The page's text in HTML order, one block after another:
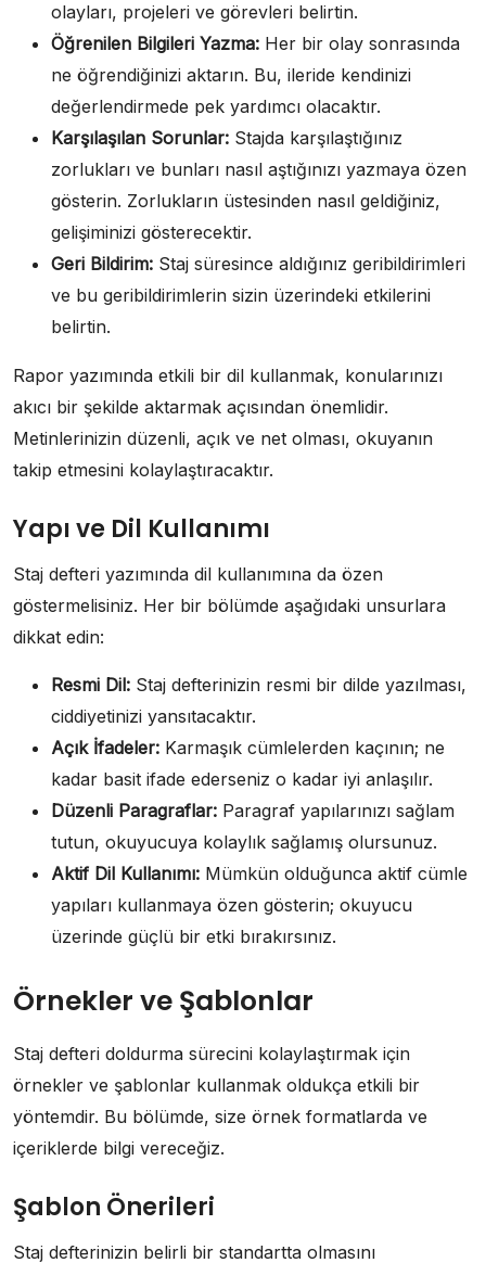
olayları, projeleri ve görevleri belirtin.
Öğrenilen Bilgileri Yazma: Her bir olay sonrasında
ne öğrendiğinizi aktarın. Bu, ileride kendinizi
değerlendirmede pek yardımcı olacaktır.
Karşılaşılan Sorunlar: Stajda karşılaştığınız
zorlukları ve bunları nasıl aştığınızı yazmaya özen
gösterin. Zorlukların üstesinden nasıl geldiğiniz,
gelişiminizi gösterecektir.
Geri Bildirim: Staj süresince aldığınız geribildirimleri
ve bu geribildirimlerin sizin üzerindeki etkilerini
belirtin.
Rapor yazımında etkili bir dil kullanmak, konularınızı
akıcı bir şekilde aktarmak açısından önemlidir.
Metinlerinizin düzenli, açık ve net olması, okuyanın
takip etmesini kolaylaştıracaktır.
Yapı ve Dil Kullanımı
Staj defteri yazımında dil kullanımına da özen
göstermelisiniz. Her bir bölümde aşağıdaki unsurlara
dikkat edin:
Resmi Dil: Staj defterinizin resmi bir dilde yazılması,
ciddiyetinizi yansıtacaktır.
Açık İfadeler: Karmaşık cümlelerden kaçının; ne
kadar basit ifade ederseniz o kadar iyi anlaşılır.
Düzenli Paragraflar: Paragraf yapılarınızı sağlam
tutun, okuyucuya kolaylık sağlamış olursunuz.
Aktif Dil Kullanımı: Mümkün olduğunca aktif cümle
yapıları kullanmaya özen gösterin; okuyucu
üzerinde güçlü bir etki bırakırsınız.
Örnekler ve Şablonlar
Staj defteri doldurma sürecini kolaylaştırmak için
örnekler ve şablonlar kullanmak oldukça etkili bir
yöntemdir. Bu bölümde, size örnek formatlarda ve
içeriklerde bilgi vereceğiz.
Şablon Önerileri
Staj defterinizin belirli bir standartta olmasını